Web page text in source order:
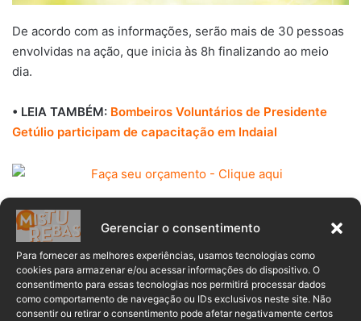
Gerenciar o consentimento
Para fornecer as melhores experiências, usamos tecnologias como
cookies para armazenar e/ou acessar informações do dispositivo. O
consentimento para essas tecnologias nos permitirá processar dados
como comportamento de navegação ou IDs exclusivos neste site. Não
consentir ou retirar o consentimento pode afetar negativamente certos
De acordo com as informações, serão mais de 30 pessoas
envolvidas na ação, que inicia às 8h finalizando ao meio
dia.
• LEIA TAMBÉM: Bombeiros Voluntários de Presidente
Getúlio participam de capacitação em Indaial
A corporação prestou no período de janeiro a outubro
deste ano, 1923 atendimentos à comunidade, entre
atendimento pré-hospitalar, combate a incêndios e
situações diversas.